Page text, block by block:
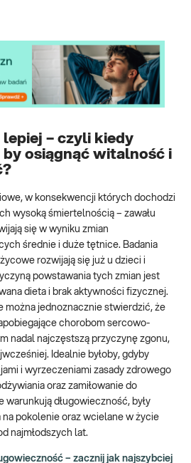
lepiej – czyli kiedy
osiągnąć witalność i
w konsekwencji których dochodzi
wysoką śmiertelnością – zawału
się w wyniku zmian
średnie i duże tętnice. Badania
rozwijają się już u dzieci i
powstawania tych zmian jest
dieta i brak aktywności fizycznej.
można jednoznacznie stwierdzić, że
chorobom sercowo-
nadal najczęstszą przyczynę zgonu,
Idealnie byłoby, gdyby
i wyrzeczeniami zasady zdrowego
oraz zamiłowanie do
długowieczność, były
pokolenie oraz wcielane w życie
najmłodszych lat.
– zacznij jak najszybciej